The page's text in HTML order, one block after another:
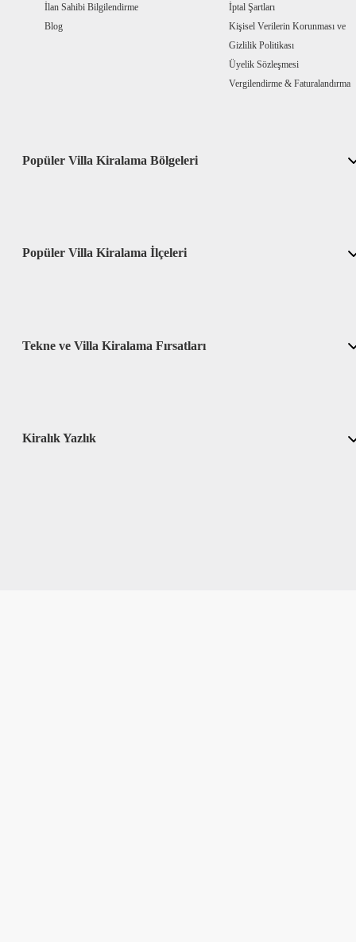
İlan Sahibi Bilgilendirme
Blog
İptal Şartları
Kişisel Verilerin Korunması ve
Gizlilik Politikası
Üyelik Sözleşmesi
Vergilendirme & Faturalandırma
Popüler Villa Kiralama Bölgeleri
Popüler Villa Kiralama İlçeleri
Tekne ve Villa Kiralama Fırsatları
Kiralık Yazlık